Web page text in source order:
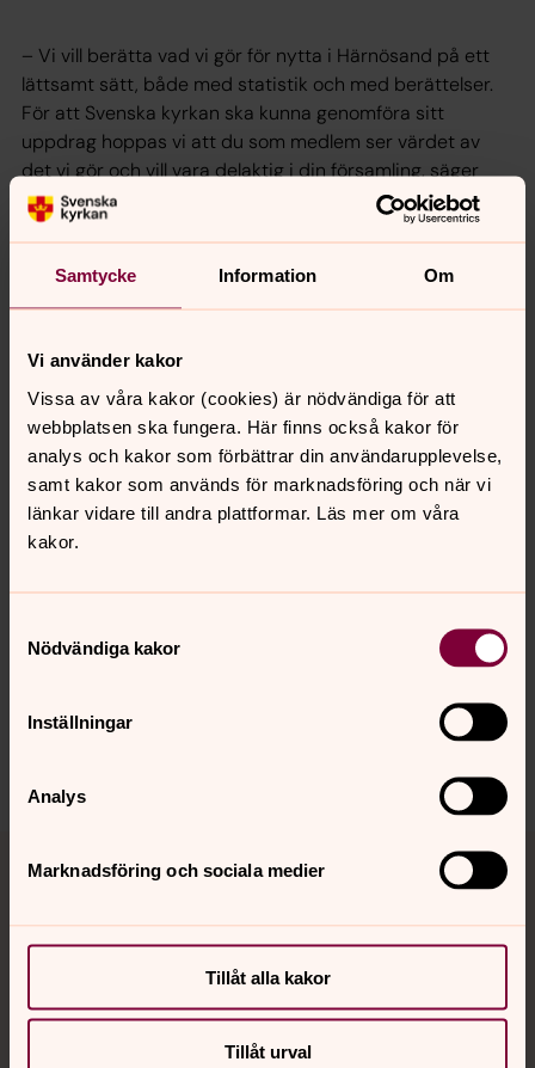
Samtycke Information Om
Vi använder kakor
Vissa av våra kakor (cookies) är nödvändiga för att
webbplatsen ska fungera. Här finns också kakor för
analys och kakor som förbättrar din användarupplevelse,
samt kakor som används för marknadsföring och när vi
länkar vidare till andra plattformar. Läs mer om våra
kakor.
Nödvändiga kakor
Inställningar
Analys
Marknadsföring och sociala medier
Tillåt alla kakor
Tillåt urval
– Vi vill berätta vad vi gör för nytta i Härnösand på ett
lättsamt sätt, både med statistik och med berättelser.
För att Svenska kyrkan ska kunna genomföra sitt
uppdrag hoppas vi att du som medlem ser värdet av
det vi gör och vill vara delaktig i din församling, säger
domprost Kent Nordin.
Vi gör mer än du tror!
Vad sägs om 444 möten med våra diakoner, 205
Totalt förra året hade vi 64 000 besökare.
– Oavsett om du står för något av de 64 000 besöken
eller inte vill vi rikta ett stort tack till alla som på ett eller
annat sätt bidragit under 2018, säger domprost Kent
Nordin.
Trevlig läsning!
Synpunkter eller frågor på sidans
harnosand.pastorat@svenskakyrkan.se